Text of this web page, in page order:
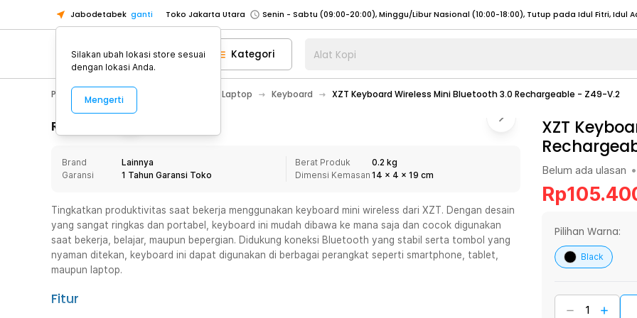
Jabodetabek ganti Toko Jakarta Utara
Toko Tangerang
Toko Cikupa
Pick n Go Jakarta Barat
Senin - Jumat (07:00 - 20:00), Sabtu - Minggu (08:00 - 20:00), Tutup pada Idul Fitri
Pick n Go Bekasi
Senin - Jumat (08:00 - 20:00), Sabtu - Minggu/ Libur Nasional (08:00 - 17:00) Selengkapnya
Senin - Jumat (08:00 - 20:00), Sabtu - Minggu/ Libur Nasional (08:00 - 17:00) Selengkapnya
Senin - Sabtu (09:00-20:00), Minggu/Libur Nasional (12:00-20:00), Tutup pada Idul Fitri
Senin - Sabtu (09:00-20:00), Minggu/Libur Nasional (12:00-20:00), Tutup pada Idul Fitri
Toko Tangerang
Toko Cikupa
Pick n Go Jakarta Barat
Senin - Jumat (07:00 - 20:00), Sabtu - Minggu (08:00 - 20:00), Tutup pada Idul Fitri
Selengkapnya
Kategori Alat Kopi
PC & Laptop Aksesoris Komputer & Laptop Keyboard XZT Keyboard Wireless Mini Bluetooth 3.0 Rechargeable - Z49-V.2
Rincian Produk
Brand
Lainnya
Garansi
1 Tahun Garansi Toko
Berat Produk
0.2 kg
Dimensi Kemasan 14 x 4 x 19 cm
Tingkatkan produktivitas saat bekerja menggunakan keyboard mini wireless dari XZT. Dengan desain
yang sangat ringkas dan portabel, keyboard ini mudah dibawa ke mana saja dan cocok digunakan
saat bekerja, belajar, maupun bepergian. Didukung koneksi Bluetooth yang stabil serta tombol yang
nyaman ditekan, keyboard ini dapat digunakan di berbagai perangkat seperti smartphone, tablet,
maupun laptop.
Fitur
XZT
Belum ada ulasan •
Rp
Pilihan Warna:
Black
Silakan ubah lokasi store sesuai
dengan lokasi Anda.
Mengerti